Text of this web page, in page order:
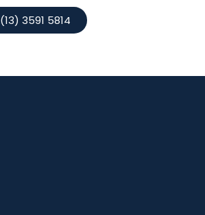
(13) 3591 5814